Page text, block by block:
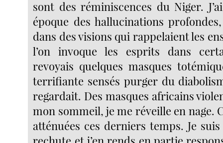
sont des réminiscences du Niger.
époque des hallucinations
dans des visions qui rappelaient les
l’on invoque les esprits dans
revoyais quelques masques
terrifiante sensés purger du
regardait. Des masques africains
mon sommeil, je me réveille en nage.
atténuées ces derniers temps. Je